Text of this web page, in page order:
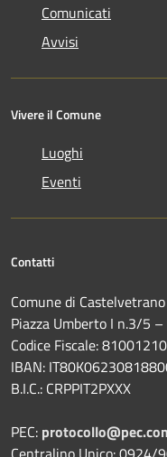
Comunicati
Avvisi
Vivere il Comune
Luoghi
Eventi
Contatti
Comune di Castelvetrano
Piazza Umberto I n.3/5
Codice Fiscale:
IBAN:
B.I.C.: CRPPIT2PXXX
PEC: